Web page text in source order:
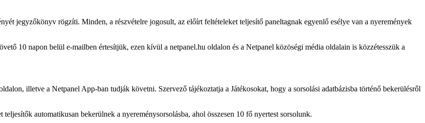
jegyzőkönyv rögzíti. Minden, a részvételre jogosult, az előírt feltételeket teljesítő paneltagnak egyenlő esélye van a nyeremények
10 napon belül e-mailben értesítjük, ezen kívül a netpanel.hu oldalon és a Netpanel közöségi média oldalain is közzétesszük a
illetve a Netpanel App-ban tudják követni. Szervező tájékoztatja a Játékosokat, hogy a sorsolási adatbázisba történő bekerülésről
automatikusan bekerülnek a nyereménysorsolásba, ahol összesen 10 fő nyertest sorsolunk.